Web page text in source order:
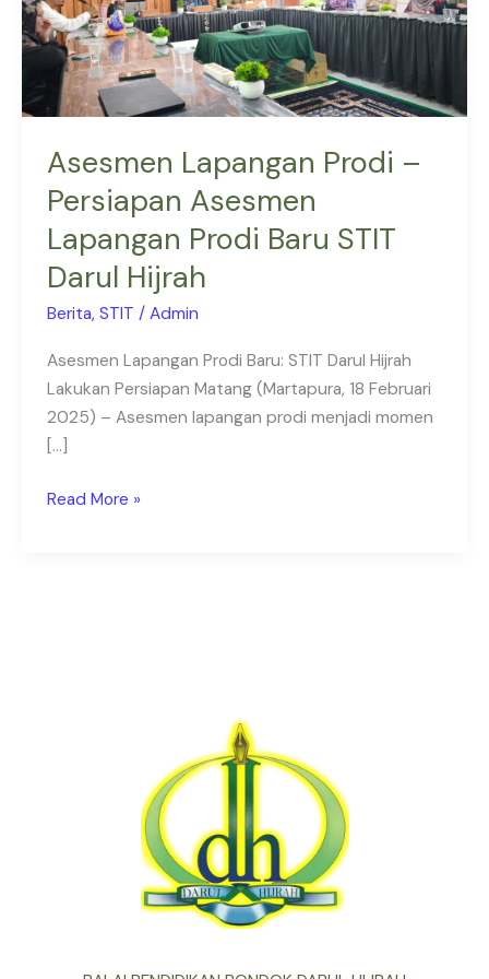
Asesmen Lapangan Prodi –
Persiapan Asesmen
Lapangan Prodi Baru STIT
Darul Hijrah
Berita,STIT /Admin
Asesmen Lapangan Prodi Baru: STIT Darul Hijrah
Lakukan Persiapan Matang (Martapura, 18 Februari
2025) – Asesmen lapangan prodi menjadi momen
[…]
Asesmen
Lapangan
Prodi
Baru
Darul
Hijrah
Read More »